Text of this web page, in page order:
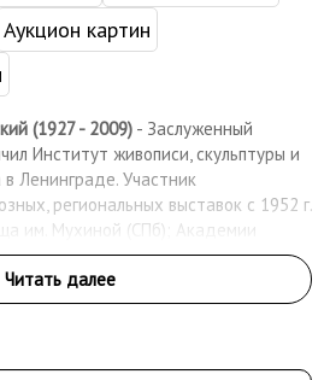
Аукцион картин
(1927 - 2009) - Заслуженный
Институт живописи, скульптуры и
Ленинграде. Участник
региональных выставок с 1952 г.
им. Мухиной (СПб); Академии
(под рук. И.С. Глазунова). Работы
государственных и частных
Испании, Италии, Греции, Швейцарии,